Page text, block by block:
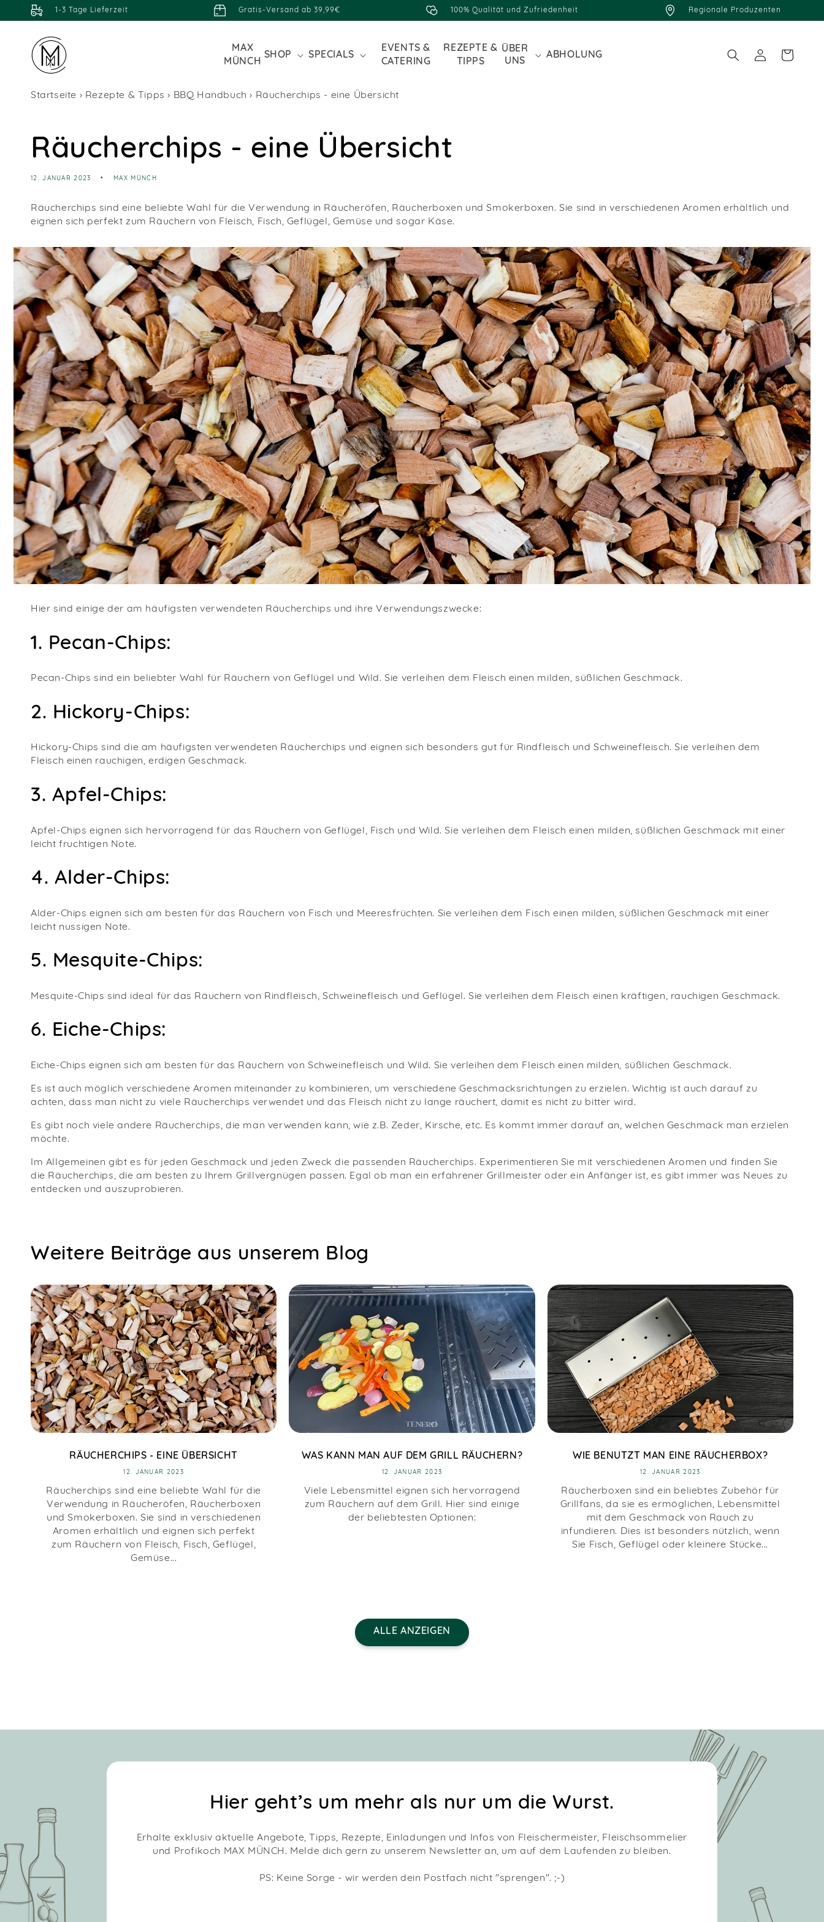
ZUM
1-3 Tage Lieferzeit Gratis-Versand ab 39,99€ 100% Qualität und Zufriedenheit Regionale Produzenten
MAX
MÜNCH
SHOP SPECIALS
EVENTS &
CATERING
REZEPTE &
TIPPS
ÜBER
UNS
ABHOLUNG EinloggenWarenkorb
Startseite › Rezepte & Tipps › BBQ Handbuch › Räucherchips - eine Übersicht
Räucherchips - eine Übersicht
12. JANUAR 2023 MAX MÜNCH
Räucherchips sind eine beliebte Wahl für die Verwendung in Räucheröfen, Räucherboxen und Smokerboxen. Sie sind in verschiedenen Aromen erhältlich und
eignen sich perfekt zum Räuchern von Fleisch, Fisch, Geflügel, Gemüse und sogar Käse.
Hier sind einige der am häufigsten verwendeten Räucherchips und ihre Verwendungszwecke:
1. Pecan-Chips:
Pecan-Chips sind ein beliebter Wahl für Räuchern von Geflügel und Wild. Sie verleihen dem Fleisch einen milden, süßlichen Geschmack.
2. Hickory-Chips:
Hickory-Chips sind die am häufigsten verwendeten Räucherchips und eignen sich besonders gut für Rindfleisch und Schweinefleisch. Sie verleihen dem
Fleisch einen rauchigen, erdigen Geschmack.
3. Apfel-Chips:
Apfel-Chips eignen sich hervorragend für das Räuchern von Geflügel, Fisch und Wild. Sie verleihen dem Fleisch einen milden, süßlichen Geschmack mit einer
leicht fruchtigen Note.
4. Alder-Chips:
Alder-Chips eignen sich am besten für das Räuchern von Fisch und Meeresfrüchten. Sie verleihen dem Fisch einen milden, süßlichen Geschmack mit einer
leicht nussigen Note.
5. Mesquite-Chips:
Mesquite-Chips sind ideal für das Räuchern von Rindfleisch, Schweinefleisch und Geflügel. Sie verleihen dem Fleisch einen kräftigen, rauchigen Geschmack.
6. Eiche-Chips:
Eiche-Chips eignen sich am besten für das Räuchern von Schweinefleisch und Wild. Sie verleihen dem Fleisch einen milden, süßlichen Geschmack.
Es ist auch möglich verschiedene Aromen miteinander zu kombinieren, um verschiedene Geschmacksrichtungen zu erzielen. Wichtig ist auch darauf zu
achten, dass man nicht zu viele Räucherchips verwendet und das Fleisch nicht zu lange räuchert, damit es nicht zu bitter wird.
Es gibt noch viele andere Räucherchips, die man verwenden kann, wie z.B. Zeder, Kirsche, etc. Es kommt immer darauf an, welchen Geschmack man erzielen
möchte.
Im Allgemeinen gibt es für jeden Geschmack und jeden Zweck die passenden Räucherchips. Experimentieren Sie mit verschiedenen Aromen und finden Sie
die Räucherchips, die am besten zu Ihrem Grillvergnügen passen. Egal ob man ein erfahrener Grillmeister oder ein Anfänger ist, es gibt immer was Neues zu
entdecken und auszuprobieren.
Weitere Beiträge aus unserem Blog
RÄUCHERCHIPS - EINE ÜBERSICHT
12. JANUAR 2023
Räucherchips sind eine beliebte Wahl für die
Verwendung in Räucheröfen, Räucherboxen
und Smokerboxen. Sie sind in verschiedenen
Aromen erhältlich und eignen sich perfekt
zum Räuchern von Fleisch, Fisch, Geflügel,
Gemüse...
WAS KANN MAN AUF DEM GRILL RÄUCHERN?
12. JANUAR 2023
Viele Lebensmittel eignen sich hervorragend
zum Räuchern auf dem Grill. Hier sind einige
der beliebtesten Optionen:
WIE BENUTZT MAN EINE RÄUCHERBOX?
12. JANUAR 2023
Räucherboxen sind ein beliebtes Zubehör für
Grillfans, da sie es ermöglichen, Lebensmittel
mit dem Geschmack von Rauch zu
infundieren. Dies ist besonders nützlich, wenn
Sie Fisch, Geflügel oder kleinere Stücke...
ALLE ANZEIGEN
Hier geht’s um mehr als nur um die Wurst.
Erhalte exklusiv aktuelle Angebote, Tipps, Rezepte, Einladungen und Infos von Fleischermeister, Fleischsommelier
und Profikoch MAX MÜNCH. Melde dich gern zu unserem Newsletter an, um auf dem Laufenden zu bleiben.
PS: Keine Sorge - wir werden dein Postfach nicht "sprengen". ;-)